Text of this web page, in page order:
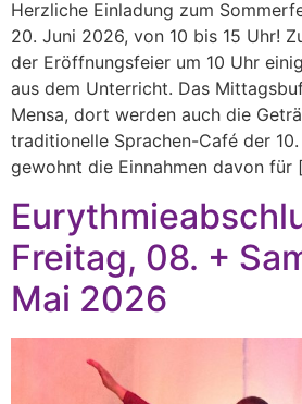
Herzliche Einladung zum
20. Juni 2026, von 10 bis 15 Uhr!
der Eröffnungsfeier um 10 Uhr
aus dem Unterricht. Das
Mensa, dort werden auch die
traditionelle Sprachen-Café der
gewohnt die Einnahmen davon für
Freitag, 08. +
Mai 2026